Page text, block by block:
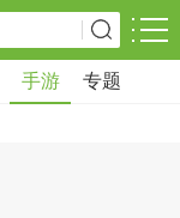
手游 专题